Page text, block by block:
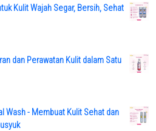
Kulit Wajah Segar, Bersih, Sehat
dan Perawatan Kulit dalam Satu
Wash - Membuat Kulit Sehat dan